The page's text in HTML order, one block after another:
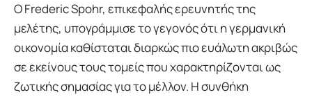
Ο Frederic Spohr, επικεφαλής ερευνητής της
μελέτης, υπογράμμισε το γεγονός ότι η γερμανική
οικονομία καθίσταται διαρκώς πιο ευάλωτη ακριβώς
σε εκείνους τους τομείς που χαρακτηρίζονται ως
ζωτικής σημασίας για το μέλλον. Η συνθήκη